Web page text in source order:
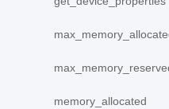
memory_allocated